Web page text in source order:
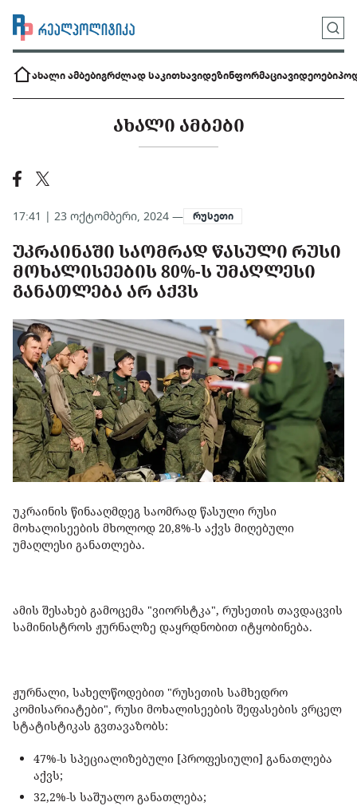
ახალი ამბებიგრძლად საკითხავიდეზინფორმაციავიდეოები
ᲐᲮᲐᲚᲘ ᲐᲛᲑᲔᲑᲘ
17:41 | 23 ოქტომბერი, 2024 — რუსეთი
ᲣᲙᲠᲐᲘᲜᲐᲨᲘ ᲡᲐᲝᲛᲠᲐᲓ ᲬᲐᲡᲣᲚᲘ ᲠᲣᲡᲘ
ᲛᲝᲮᲐᲚᲘᲡᲔᲔᲑᲘᲡ 80%-Ს ᲣᲛᲐᲦᲚᲔᲡᲘ
ᲒᲐᲜᲐᲗᲚᲔᲑᲐ ᲐᲠ ᲐᲥᲕᲡ
უკრაინის წინააღმდეგ საომრად წასული რუსი
მოხალისეების მხოლოდ 20,8%-ს აქვს მიღებული
უმაღლესი განათლება.
ამის შესახებ გამოცემა "ვიორსტკა", რუსეთის თავდაცვის
სამინისტროს ჟურნალზე დაყრდნობით იტყობინება.
ჟურნალი, სახელწოდებით "რუსეთის სამხედრო
კომისარიატები", რუსი მოხალისეების შეფასების ვრცელ
სტატისტიკას გვთავაზობს:
47%-ს სპეციალიზებული [პროფესიული] განათლება
აქვს;
32,2%-ს საშუალო განათლება;